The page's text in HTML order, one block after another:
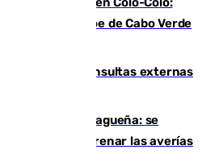
arropan al héroe de Cabo Verde
en cirugías, consultas externas
la Axarquía malagueña: se
50 años para frenar las averías